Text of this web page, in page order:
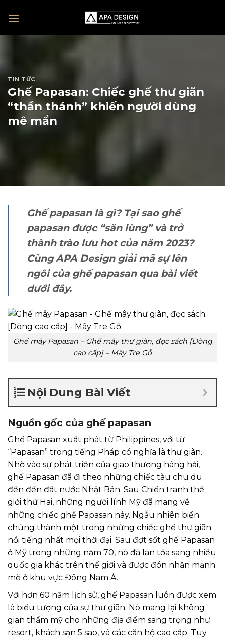
TIN TỨC
Ghế Papasan: Chiếc ghế thư giãn
“thần thánh” khiến người dùng
mê mẩn
Ghế papasan là gì? Tại sao ghế
papasan được “săn lùng” và trở
thành trào lưu hot của năm 2023?
Cùng APA Design giải mã sự lên
ngôi của ghế papasan qua bài viết
dưới đây.
Ghế mây Papasan – Ghế mây thư giãn, đọc sách [Dòng
cao cấp] – Mây Tre Gỗ
Nội Dung Bài Viết
Nguồn gốc của ghế papasan
Ghế Papasan xuất phát từ Philippines, với từ
“Papasan” trong tiếng Pháp có nghĩa là thư giãn.
Nhờ vào sự phát triển của giao thương hàng hải,
ghế Papasan đã đi theo những chiếc tàu chu du
đến đến đất nước Nhật Bản. Sau Chiến tranh thế
giới thứ Hai, những người lính Mỹ đã mang về
những chiếc ghế Papasan này. Ngẫu nhiên biến
chúng thành một trong những chiếc ghế thư giãn
nổi tiếng nhất mọi thời đại. Sau đợt sốt ghế Papasan
ở Mỹ trong những năm 70, nó đã lan tỏa sang nhiều
quốc gia khác trên thế giới và được đón nhận mạnh
mẽ ở khu vực Đông Nam Á.
Với hơn 60 năm lịch sử, ghế Papasan luôn được xem
là biểu tượng của sự thư giãn. Nó mang lại không
gian thẩm mỹ cho những địa điểm sang trọng như
resort, khách sạn 5 sao, và các căn hộ cao cấp. Tuy